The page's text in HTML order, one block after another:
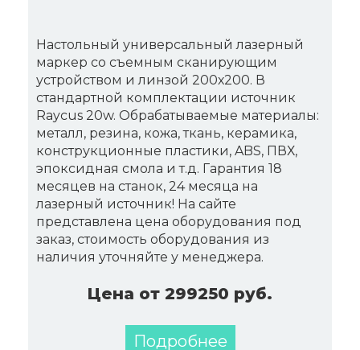
Настольный универсальный лазерный
маркер со съемным сканирующим
устройством и линзой 200х200. В
стандартной комплектации источник
Raycus 20w. Обрабатываемые материалы:
металл, резина, кожа, ткань, керамика,
конструкционные пластики, ABS, ПВХ,
эпоксидная смола и т.д. Гарантия 18
месяцев на станок, 24 месяца на
лазерный источник! На сайте
представлена цена оборудования под
заказ, стоимость оборудования из
наличия уточняйте у менеджера.
Цена от 299250 руб.
Подробнее